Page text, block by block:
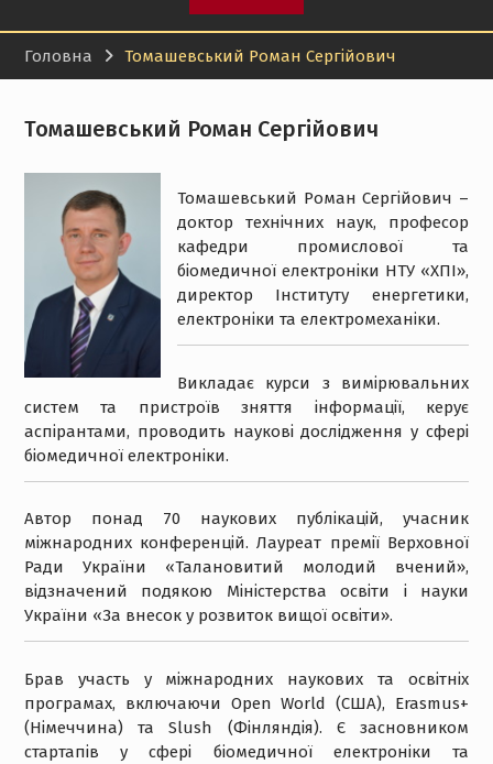
Головна Томашевський Роман Сергійович
Томашевський Роман Сергійович
Томашевський Роман Сергійович –
доктор технічних наук, професор
кафедри промислової та
біомедичної електроніки НТУ «ХПІ»,
директор Інституту енергетики,
електроніки та електромеханіки.
Викладає курси з вимірювальних
систем та пристроїв зняття інформації, керує
аспірантами, проводить наукові дослідження у сфері
біомедичної електроніки.
Автор понад 70 наукових публікацій, учасник
міжнародних конференцій. Лауреат премії Верховної
Ради України «Талановитий молодий вчений»,
відзначений подякою Міністерства освіти і науки
України «За внесок у розвиток вищої освіти».
Брав участь у міжнародних наукових та освітніх
програмах, включаючи Open World (США), Erasmus+
(Німеччина) та Slush (Фінляндія). Є засновником
стартапів у сфері біомедичної електроніки та